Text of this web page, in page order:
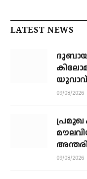
LATEST NEWS
ദുബായ്
യുവാവ്
പിഴ
09/08/2026
പ്രമുഖ
09/08/2026